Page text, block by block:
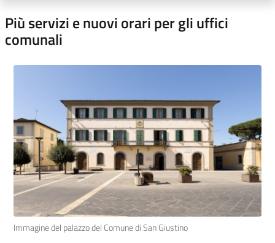
Più servizi e nuovi orari per gli uffici
comunali
Immagine del palazzo del Comune di San Giustino